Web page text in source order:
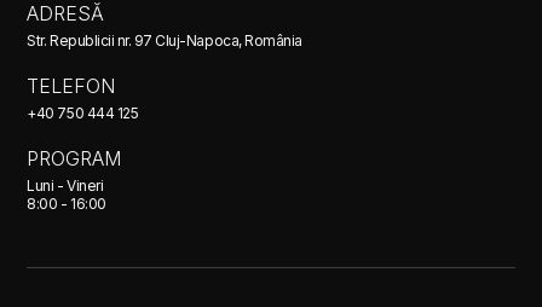
ADRESĂ
Str. Republicii nr. 97 Cluj-Napoca, România
TELEFON
+40 750 444 125
PROGRAM
Luni - Vineri
8:00 - 16:00